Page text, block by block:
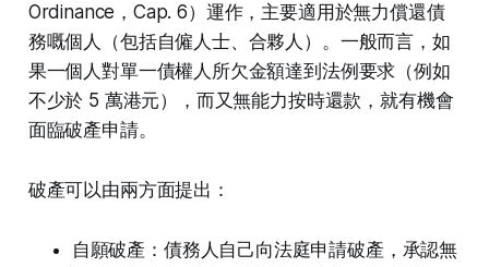
Ordinance，Cap. 6）運作，主要適用於無力償還債
務嘅個人（包括自僱人士、合夥人）。一般而言，如
果一個人對單一債權人所欠金額達到法例要求（例如
不少於 5 萬港元），而又無能力按時還款，就有機會
面臨破產申請。
破產可以由兩方面提出：
自願破產：債務人自己向法庭申請破產，承認無